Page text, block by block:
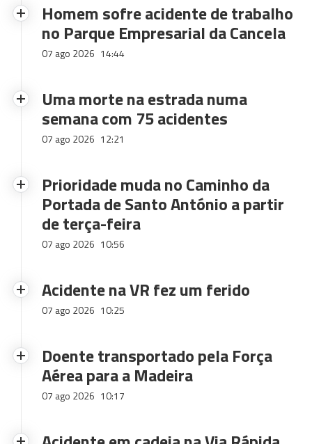
Homem sofre acidente de trabalho
no Parque Empresarial da Cancela
07 ago 2026 14:44
Uma morte na estrada numa
semana com 75 acidentes
07 ago 2026 12:21
Prioridade muda no Caminho da
Portada de Santo António a partir
de terça-feira
07 ago 2026 10:56
Acidente na VR fez um ferido
07 ago 2026 10:25
Doente transportado pela Força
Aérea para a Madeira
07 ago 2026 10:17